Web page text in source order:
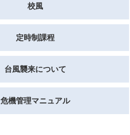
校風
定時制課程
台風襲来について
危機管理マニュアル